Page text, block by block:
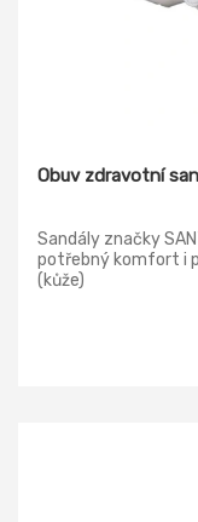
Obuv zdravotní
Sandály značky
potřebný komfort i
(kůže)